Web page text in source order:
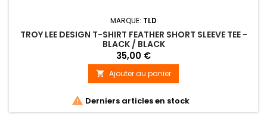
MARQUE: TLD
TROY LEE DESIGN T-SHIRT FEATHER SHORT SLEEVE TEE -
BLACK / BLACK
35,00 €
 Ajouter au panier
 Derniers articles en stock